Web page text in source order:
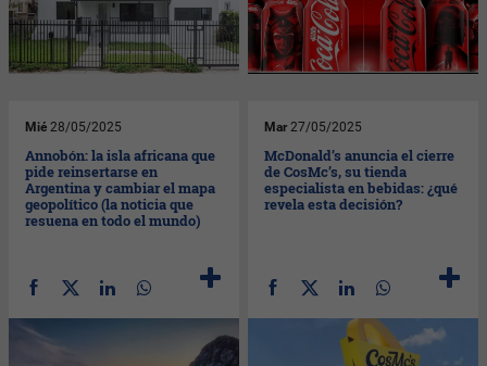
Mié 28/05/2025
Annobón: la isla africana que
pide reinsertarse en
Argentina y cambiar el mapa
geopolítico (la noticia que
resuena en todo el mundo)
Mar 27/05/2025
McDonald’s anuncia el cierre
de CosMc’s, su tienda
especialista en bebidas: ¿qué
revela esta decisión?